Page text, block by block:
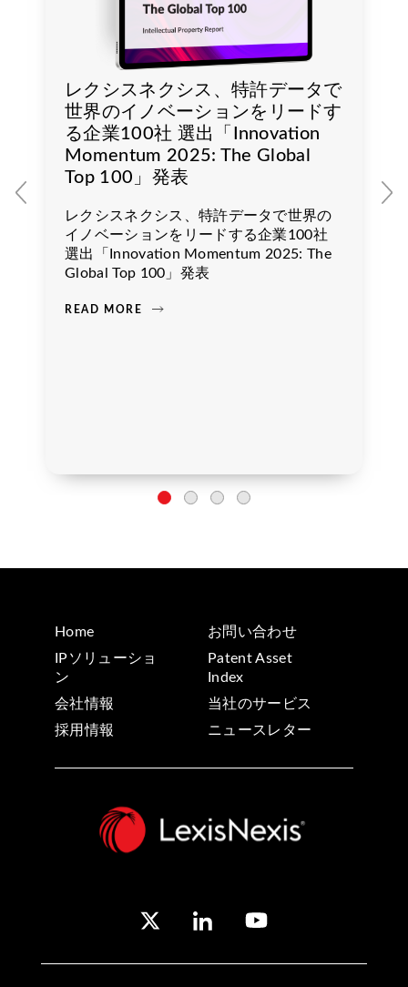
レクシスネクシス、特許データで
世界のイノベーションをリードす
る企業100社 選出「Innovation
Momentum 2025: The Global
Top 100」発表
レクシスネクシス、特許データで世界の
イノベーションをリードする企業100社
選出「Innovation Momentum 2025: The
Global Top 100」発表
READ MORE
Home
お問い合わせ
IPソリューショ
ン
Patent Asset
Index
会社情報
当社のサービス
採用情報
ニュースレター